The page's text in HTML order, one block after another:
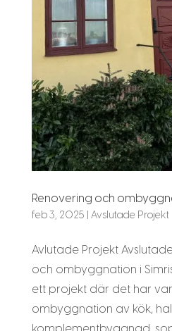
Renovering och
feb 3, 2025 Avslutade Projekt
Avlutade Projekt
och ombyggnation i
ett projekt där det har
ombyggnation av kök,